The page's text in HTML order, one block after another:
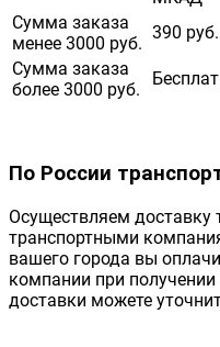
Сумма заказа
менее 3000 руб.
390 руб.
Сумма заказа
более 3000 руб.
По России
Осуществляем доставку
транспортными
вашего города вы
компании при
доставки можете